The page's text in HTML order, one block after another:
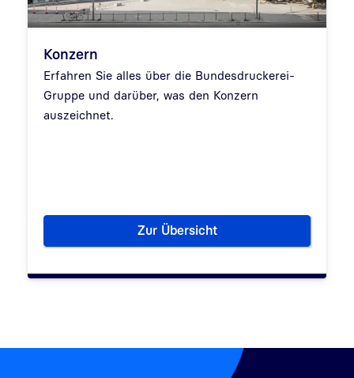
Konzern
Erfahren Sie alles über die Bundesdruckerei-
Gruppe und darüber, was den Konzern
auszeichnet.
Zur Übersicht
Konzern